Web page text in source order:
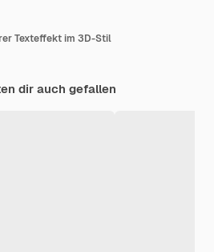
Texteffekt im 3D-Stil
dir auch gefallen